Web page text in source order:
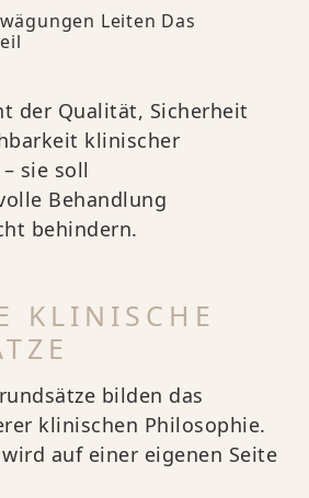
Leiten Das
der Qualität, Sicherheit
klinischer
sie soll
Behandlung
behindern.
KLINISCHE
bilden das
klinischen Philosophie.
auf einer eigenen Seite